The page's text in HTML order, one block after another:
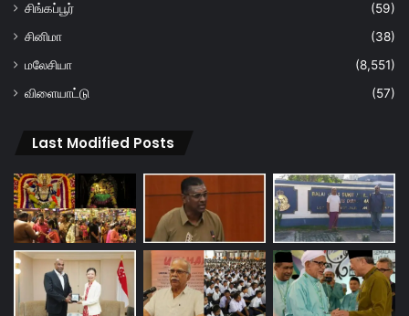
சிங்கப்பூர்
(59)
சினிமா
(38)
மலேசியா
(8,551)
விளையாட்டு
(57)
Last Modified Posts